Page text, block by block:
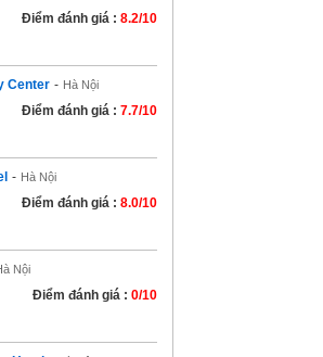
Điểm đánh giá : 8.2/10
Center - Hà Nội
Điểm đánh giá : 7.7/10
- Hà Nội
Điểm đánh giá : 8.0/10
Nội
Điểm đánh giá : 0/10